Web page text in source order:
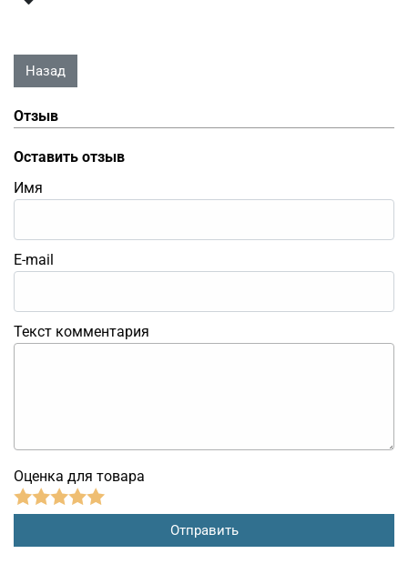
Отзыв
Оставить отзыв
Имя
E-mail
Текст комментария
Оценка для товара